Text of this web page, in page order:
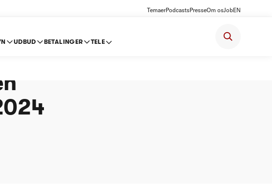
TemaerPodcastsPresseOm osJobEN
UDBUD BETALINGER TELE